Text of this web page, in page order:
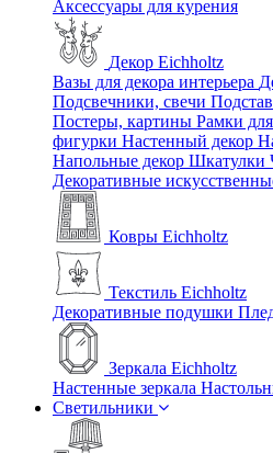
Аксессуары для курения
Декор Eichholtz
Вазы для декора интерьера
Подсвечники, свечи
Постеры, картины Рамки
фигурки Настенный декор
Напольные декор Шкатулки
Декоративные
Ковры Eichholtz
Текстиль Eichholtz
Декоративные подушки
Зеркала Eichholtz
Настенные зеркала
Светильники